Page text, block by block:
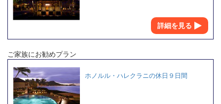
詳細を見る
ご家族にお勧めプラン
ホノルル・ハレクラニの休日９日間